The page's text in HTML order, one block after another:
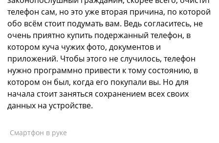
телефон сам, но это уже вторая причина, по которой
обо всём стоит подумать вам. Ведь согласитесь, не
очень приятно купить подержанный телефон, в
котором куча чужих фото, документов и
приложений. Чтобы этого не случилось, телефон
нужно программно привести к тому состоянию, в
котором он был, когда его покупали вы. Но для
начала стоит заняться сохранением всех своих
данных на устройстве.
Смартфон в руке